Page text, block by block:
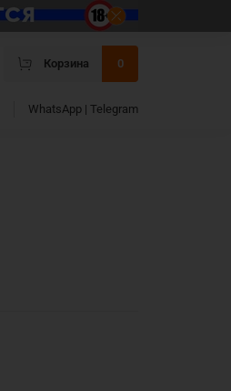
Корзина 0
WhatsApp | Telegram